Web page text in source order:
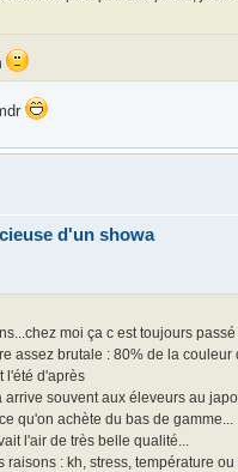
d'un showa
moi ça c est toujours
assez brutale : 80% de la couleur
l'été d'après
arrive souvent aux éleveurs au
qu'on achète du bas de gamme...
l'air de très belle qualité...
raisons : kh, stress, température